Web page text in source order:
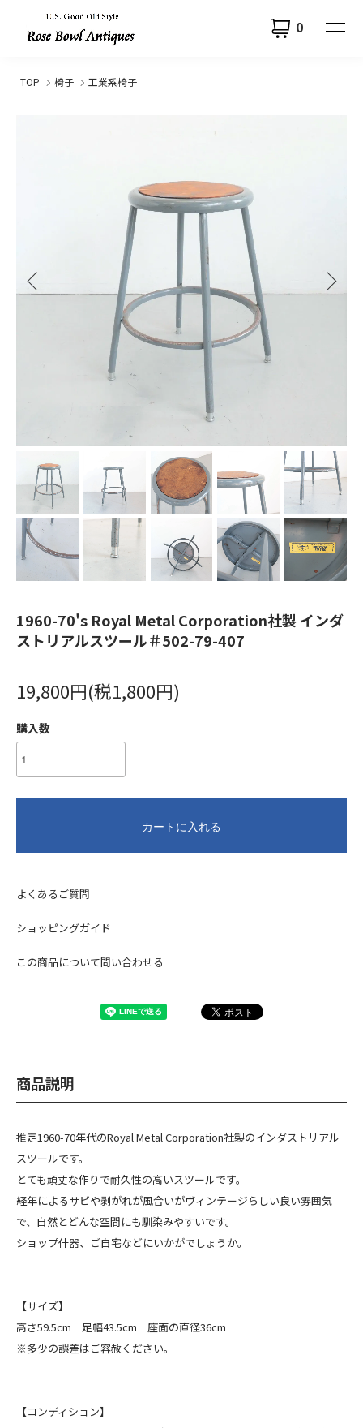
0
TOP 椅子 工業系椅子
1960-70's Royal Metal Corporation社製 インダ
ストリアルスツール＃502-79-407
19,800円(税1,800円)
購入数
カートに入れる
よくあるご質問
ショッピングガイド
この商品について問い合わせる
商品説明
推定1960-70年代のRoyal Metal Corporation社製のインダストリアル
スツールです。
とても頑丈な作りで耐久性の高いスツールです。
経年によるサビや剥がれが風合いがヴィンテージらしい良い雰囲気
で、自然とどんな空間にも馴染みやすいです。
ショップ什器、ご自宅などにいかがでしょうか。
【サイズ】
高さ59.5cm 足幅43.5cm 座面の直径36cm
※多少の誤差はご容赦ください。
【コンディション】